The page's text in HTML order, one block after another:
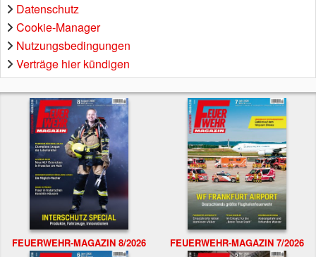
Datenschutz
Cookie-Manager
Nutzungsbedingungen
Verträge hier kündigen
FEUERWEHR-MAGAZIN 8/2026 FEUERWEHR-MAGAZIN 7/2026